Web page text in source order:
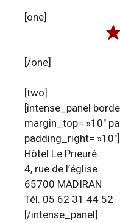
[one]
[/one]
[two]
[intense_panel
margin_top= »10″
padding_right= »10″]
Hôtel Le Prieuré
4, rue de l’église
65700 MADIRAN
Tél. 05 62 31 44 52
[/intense_panel]